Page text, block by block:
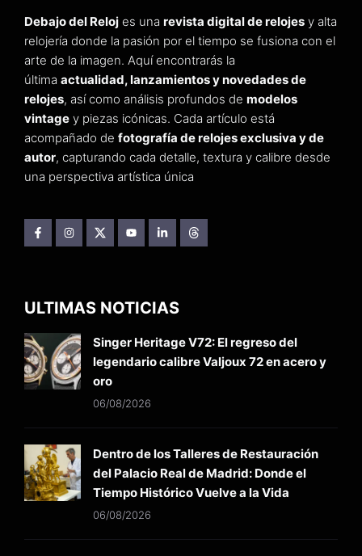
Debajo del Reloj es una revista digital de relojes y alta
relojería donde la pasión por el tiempo se fusiona con el
arte de la imagen. Aquí encontrarás la
última actualidad, lanzamientos y novedades de
relojes, así como análisis profundos de modelos
vintage y piezas icónicas. Cada artículo está
acompañado de fotografía de relojes exclusiva y de
autor, capturando cada detalle, textura y calibre desde
una perspectiva artística única
ULTIMAS NOTICIAS
Singer Heritage V72: El regreso del
legendario calibre Valjoux 72 en acero y
oro
06/08/2026
Dentro de los Talleres de Restauración
del Palacio Real de Madrid: Donde el
Tiempo Histórico Vuelve a la Vida
06/08/2026